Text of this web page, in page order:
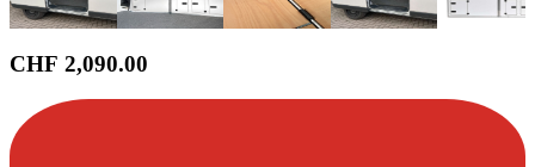
CHF 2,090.00